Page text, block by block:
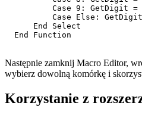
Case 9: GetDigit =
Case Else:
      End Select
  End Function
Następnie zamknij Macro Editor,
wybierz dowolną komórkę i
Korzystanie z